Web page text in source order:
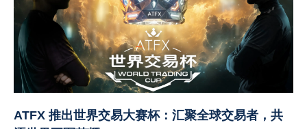
ATFX 推出世界交易大赛杯：汇聚全球交易者，共